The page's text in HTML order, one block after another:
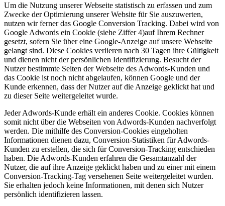
Um die Nutzung unserer Webseite statistisch zu erfassen und zum
Zwecke der Optimierung unserer Website für Sie auszuwerten,
nutzen wir ferner das Google Conversion Tracking. Dabei wird von
Google Adwords ein Cookie (siehe Ziffer 4)auf Ihrem Rechner
gesetzt, sofern Sie über eine Google-Anzeige auf unsere Webseite
gelangt sind. Diese Cookies verlieren nach 30 Tagen ihre Gültigkeit
und dienen nicht der persönlichen Identifizierung. Besucht der
Nutzer bestimmte Seiten der Webseite des Adwords-Kunden und
das Cookie ist noch nicht abgelaufen, können Google und der
Kunde erkennen, dass der Nutzer auf die Anzeige geklickt hat und
zu dieser Seite weitergeleitet wurde.
Jeder Adwords-Kunde erhält ein anderes Cookie. Cookies können
somit nicht über die Webseiten von Adwords-Kunden nachverfolgt
werden. Die mithilfe des Conversion-Cookies eingeholten
Informationen dienen dazu, Conversion-Statistiken für Adwords-
Kunden zu erstellen, die sich für Conversion-Tracking entschieden
haben. Die Adwords-Kunden erfahren die Gesamtanzahl der
Nutzer, die auf ihre Anzeige geklickt haben und zu einer mit einem
Conversion-Tracking-Tag versehenen Seite weitergeleitet wurden.
Sie erhalten jedoch keine Informationen, mit denen sich Nutzer
persönlich identifizieren lassen.